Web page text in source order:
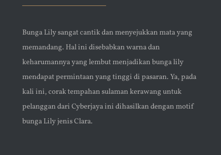
Bunga Lily sangat cantik dan menyejukkan mata yang
memandang. Hal ini disebabkan warna dan
keharumannya yang lembut menjadikan bunga lily
mendapat permintaan yang tinggi di pasaran. Ya, pada
kali ini, corak tempahan sulaman kerawang untuk
pelanggan dari Cyberjaya ini dihasilkan dengan motif
bunga Lily jenis Clara.